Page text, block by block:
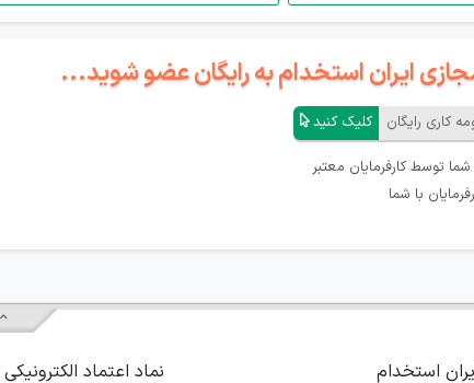
ایران استخدام به رایگان عضو شوید...
کاری رایگان کلیک کنید
توسط کارفرمایان معتبر
با شما
استخدام نماد اعتماد الکترونیکی